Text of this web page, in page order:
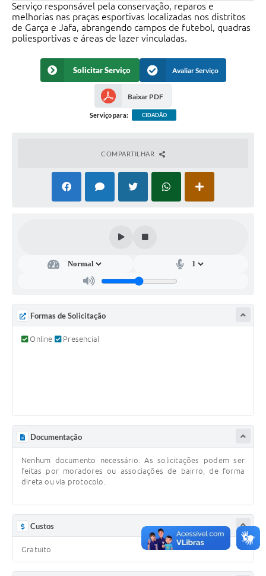
PLANO DIRETOR DO MUNICÍPIO DE GARÇA
SEBRAE Aqui
Inscrição para o Conselho Municipal dos Usuários dos
Serviços Públicos - COMUSP
Chamamento Público 2026
Memorial Santa Saustina
CENTRAL DE ATENDIMENTO
Consulta Pública Eletrônica Lei de Diretrizes Orçamentárias -
Credenciamento Feirantes
Concursos
Junta de Serviço Militar
NFSE
Serviço responsável pela conservação, reparos e
melhorias nas praças esportivas localizadas nos distritos
de Garça e Jafa, abrangendo campos de futebol, quadras
poliesportivas e áreas de lazer vinculadas.
Solicitar Serviço Avaliar Serviço
Baixar PDF
Serviço para: CIDADÃO
COMPARTILHAR
Formas de Solicitação
Online Presencial
Documentação
Nenhum documento necessário. As solicitações podem ser
feitas por moradores ou associações de bairro, de forma
direta ou via protocolo.
Custos
Gratuito